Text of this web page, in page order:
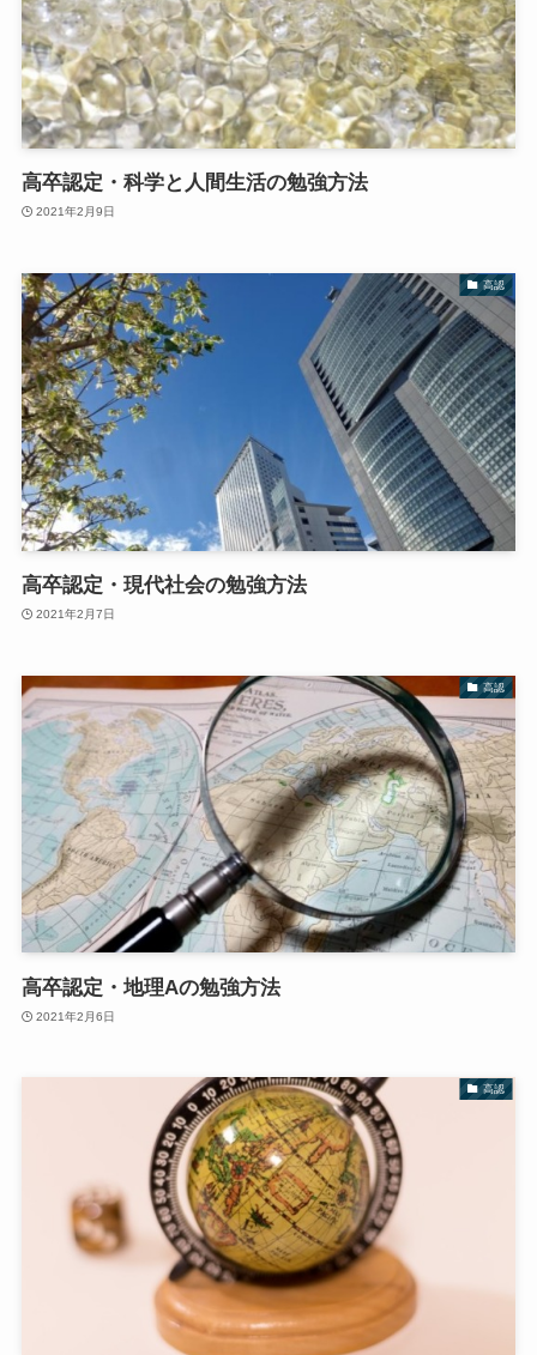
高卒認定・科学と人間生活の勉強方法
2021年2月9日
高認
高卒認定・現代社会の勉強方法
2021年2月7日
高認
高卒認定・地理Aの勉強方法
2021年2月6日
高認